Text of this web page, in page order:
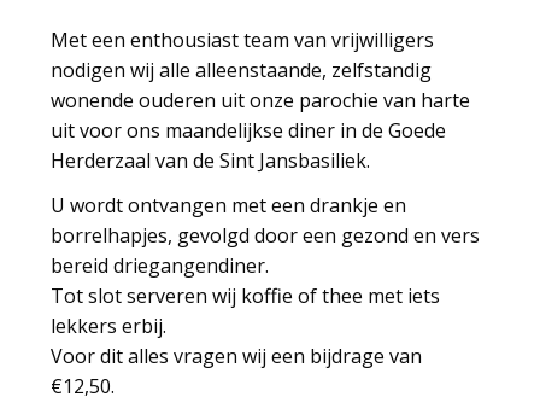
Met een enthousiast team van vrijwilligers
nodigen wij alle alleenstaande, zelfstandig
wonende ouderen uit onze parochie van harte
uit voor ons maandelijkse diner in de Goede
Herderzaal van de Sint Jansbasiliek.
U wordt ontvangen met een drankje en
borrelhapjes, gevolgd door een gezond en vers
bereid driegangendiner.
Tot slot serveren wij koffie of thee met iets
lekkers erbij.
Voor dit alles vragen wij een bijdrage van
€12,50.